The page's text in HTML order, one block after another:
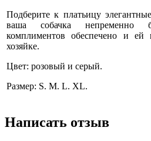
Подберите к платьицу
ваша собачка непременно
комплиментов обеспечено и
хозяйке.
Цвет: розовый и серый.
Размер: S. M. L. XL.
Написать отзыв